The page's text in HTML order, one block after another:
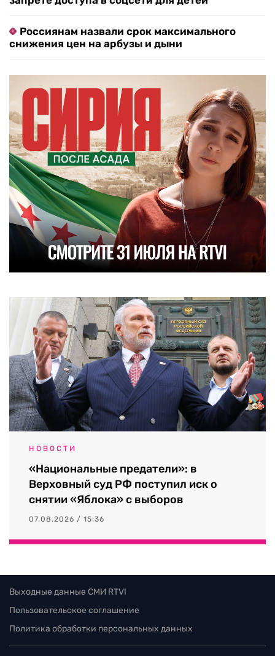
Россиянам назвали срок максимального
снижения цен на арбузы и дыни
НОВОСТИ
«Национальные предатели»: в
Верховный суд РФ поступил иск о
снятии «Яблока» с выборов
07.08.2026 / 15:36
Выходные данные СМИ RTVI
Пользовательское соглашение
Политика обработки персональных данных